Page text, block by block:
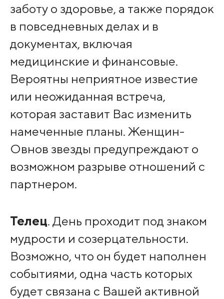
заботу о здоровье, а также порядок
в повседневных делах и в
документах, включая
медицинские и финансовые.
Вероятны неприятное известие
или неожиданная встреча,
которая заставит Вас изменить
намеченные планы. Женщин-
Овнов звезды предупреждают о
возможном разрыве отношений с
партнером.
Телец. День проходит под знаком
мудрости и созерцательности.
Возможно, что он будет наполнен
событиями, одна часть которых
будет связана с Вашей активной